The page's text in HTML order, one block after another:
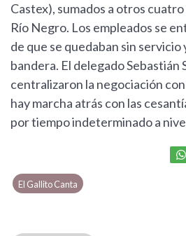
Castex), sumados a otros
Río Negro. Los empleados se
de que se quedaban sin
bandera. El delegado Sebastián
centralizaron la negociación
hay marcha atrás con las
por tiempo indeterminado a
El Gallito Canta